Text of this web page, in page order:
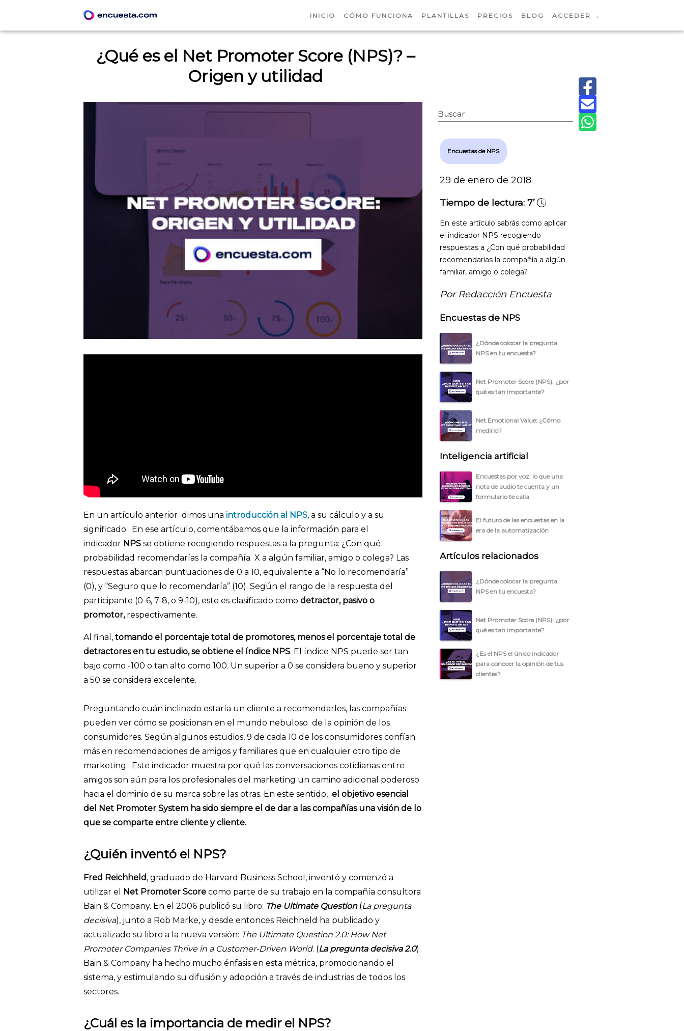
INICIO CÓMO FUNCIONA PLANTILLAS PRECIOS BLOG ACCEDER →
¿Qué es el Net Promoter Score (NPS)? –
Origen y utilidad
Buscar
En un artículo anterior dimos una introducción al NPS, a su cálculo y a su
significado. En ese artículo, comentábamos que la información para el
indicador NPS se obtiene recogiendo respuestas a la pregunta: ¿Con qué
probabilidad recomendarías la compañía X a algún familiar, amigo o colega? Las
respuestas abarcan puntuaciones de 0 a 10, equivalente a “No lo recomendaría”
(0), y “Seguro que lo recomendaría” (10). Según el rango de la respuesta del
participante (0-6, 7-8, o 9-10), este es clasificado como detractor, pasivo o
promotor, respectivamente.
Al final, tomando el porcentaje total de promotores, menos el porcentaje total de
detractores en tu estudio, se obtiene el índice NPS. El índice NPS puede ser tan
bajo como -100 o tan alto como 100. Un superior a 0 se considera bueno y superior
a 50 se considera excelente.
Preguntando cuán inclinado estaría un cliente a recomendarles, las compañías
pueden ver cómo se posicionan en el mundo nebuloso de la opinión de los
consumidores. Según algunos estudios, 9 de cada 10 de los consumidores confían
más en recomendaciones de amigos y familiares que en cualquier otro tipo de
marketing. Este indicador muestra por qué las conversaciones cotidianas entre
amigos son aún para los profesionales del marketing un camino adicional poderoso
hacia el dominio de su marca sobre las otras. En este sentido, el objetivo esencial
del Net Promoter System ha sido siempre el de dar a las compañías una visión de lo
que se comparte entre cliente y cliente.
¿Quién inventó el NPS?
Fred Reichheld, graduado de Harvard Business School, inventó y comenzó a
utilizar el
Net Promoter Score como parte de su trabajo en la compañía consultora
Bain & Company. En el 2006 publicó su libro: The Ultimate Question(La pregunta
decisiva), junto a Rob Marke, y desde entonces Reichheld ha publicado y
actualizado su libro a la nueva versión: The Ultimate Question 2.0: How Net
Promoter Companies Thrive in a Customer-Driven World. (La pregunta decisiva 2.0).
Bain & Company ha hecho mucho énfasis en esta métrica, promocionando el
sistema, y estimulando su difusión y adopción a través de industrias de todos los
sectores.
¿Cuál es la importancia de medir el NPS?
Encuestas de NPS
29 de enero de 2018
Tiempo de lectura:7’
En este artículo sabrás como aplicar
el indicador NPS recogiendo
respuestas a ¿Con qué probabilidad
recomendarías la compañía a algún
familiar, amigo o colega?
Por Redacción Encuesta
Encuestas de NPS
¿Dónde colocar la pregunta
NPS en tu encuesta?
Net Promoter Score (NPS): ¿por
qué es tan importante?
Net Emotional Value: ¿Cómo
medirlo?
Inteligencia artificial
Encuestas por voz: lo que una
nota de audio te cuenta y un
formulario te calla
El futuro de las encuestas en la
era de la automatización
Artículos relacionados
¿Dónde colocar la pregunta
NPS en tu encuesta?
Net Promoter Score (NPS): ¿por
qué es tan importante?
¿Es el NPS el único indicador
para conocer la opinión de tus
clientes?